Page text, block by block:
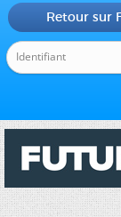
Retour sur